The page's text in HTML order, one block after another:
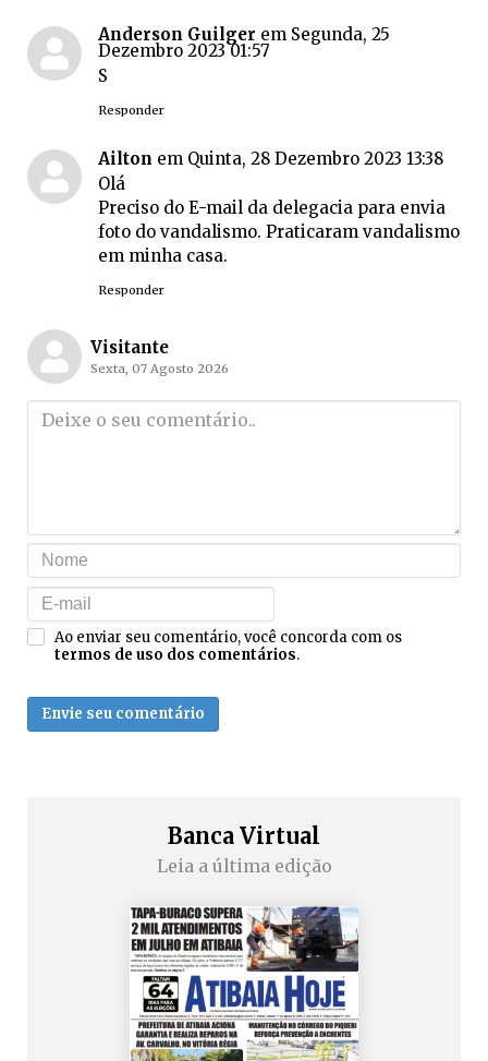
Anderson Guilger em Segunda, 25
Dezembro 2023 01:57
S
Responder
Ailton em Quinta, 28 Dezembro 2023 13:38
Olá
Preciso do E-mail da delegacia para envia
foto do vandalismo. Praticaram vandalismo
em minha casa.
Responder
Visitante
Sexta, 07 Agosto 2026
Ao enviar seu comentário, você concorda com os
termos de uso dos comentários.
Envie seu comentário
Banca Virtual
Leia a última edição